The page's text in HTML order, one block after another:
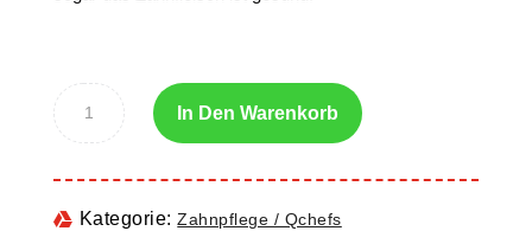
In Den Warenkorb
Kategorie:Zahnpflege / Qchefs